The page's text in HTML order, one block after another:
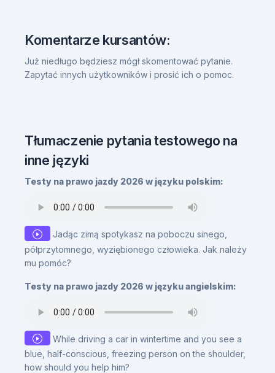
Komentarze kursantów:
Już niedługo będziesz mógł skomentować pytanie.
Zapytać innych użytkowników i prosić ich o pomoc.
Tłumaczenie pytania testowego na
inne języki
Testy na prawo jazdy 2026 w języku polskim:
Jadąc zimą spotykasz na poboczu sinego,
półprzytomnego, wyziębionego człowieka. Jak należy
mu pomóc?
Testy na prawo jazdy 2026 w języku angielskim:
While driving a car in wintertime and you see a
blue, half-conscious, freezing person on the shoulder,
how should you help him?